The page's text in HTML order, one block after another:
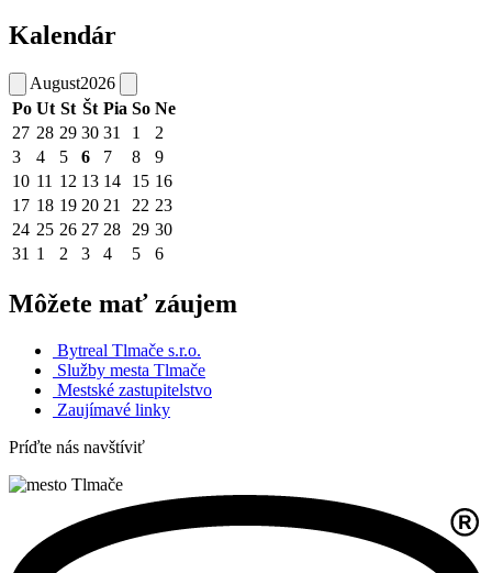
Kalendár
August2026
Po Ut St Št Pia So Ne
27 28 29 30 31 1
2
3
4 5 6 7 8
9
10 11 12 13 14 15 16
17 18 19 20 21 22 23
24 25 26 27 28 29 30
31 1 2 3 4 5 6
Môžete mať záujem
Bytreal Tlmače s.r.o.
Služby mesta Tlmače
Mestské zastupitelstvo
Zaujímavé linky
Príďte nás navštíviť